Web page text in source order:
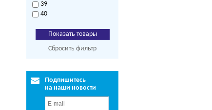
39
40
Сбросить фильтр
Подпишитесь
на наши новости